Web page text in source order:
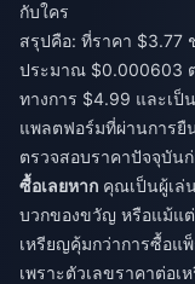
กับใคร
สรุปคือ: ที่ราคา $3.77
ประมาณ $0.000603
ทางการ $4.99 และเ
แพลตฟอร์มที่ผ่านการยื
ตรวจสอบราคาปัจจุบัน
ซื้อเลยหาก คุณเป็นผู้เล่
บวกของขวัญ หรือแม้แ
เหรียญคุ้มกว่าการซื้อแ
เพราะตัวเลขราคาต่อ